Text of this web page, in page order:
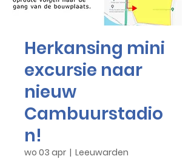
Herkansing mini
excursie naar
nieuw
Cambuurstadio
n!
wo 03 apr
  |
Leeuwarden